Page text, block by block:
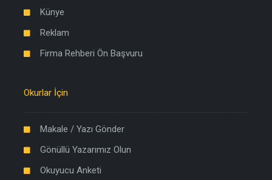
Künye
Reklam
Firma Rehberi Ön Başvuru
Okurlar İçin
Makale / Yazı Gönder
Gönüllü Yazarımız Olun
Okuyucu Anketi